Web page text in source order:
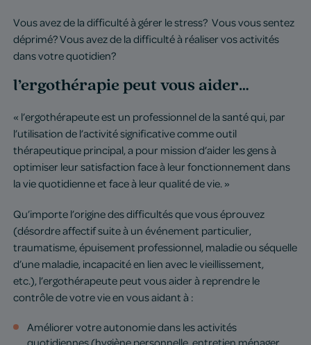
Vous avez de la difficulté à gérer le stress? Vous vous sentez
déprimé? Vous avez de la difficulté à réaliser vos activités
dans votre quotidien?
l’ergothérapie peut vous aider…
« l’ergothérapeute est un professionnel de la santé qui, par
l’utilisation de l’activité significative comme outil
thérapeutique principal, a pour mission d’aider les gens à
optimiser leur satisfaction face à leur fonctionnement dans
la vie quotidienne et face à leur qualité de vie. »
Qu’importe l’origine des difficultés que vous éprouvez
(désordre affectif suite à un événement particulier,
traumatisme, épuisement professionnel, maladie ou séquelle
d’une maladie, incapacité en lien avec le vieillissement,
etc.), l’ergothérapeute peut vous aider à reprendre le
contrôle de votre vie en vous aidant à :
Améliorer votre autonomie dans les activités
quotidiennes (hygiène personnelle, entretien ménager,